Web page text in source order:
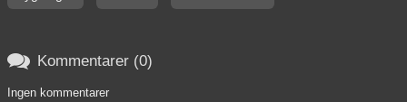
 Kommentarer (0)
Ingen kommentarer